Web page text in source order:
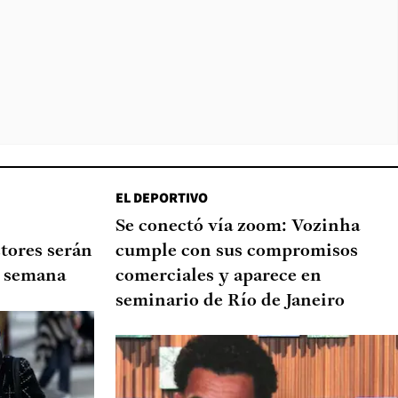
serán
EL DEPORTIVO
Se conectó vía zoom: Vozinha
cumple con sus compromisos
comerciales y aparece en
seminario de Río de Janeiro